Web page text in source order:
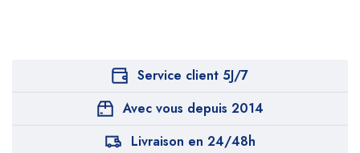
Service client 5J/7
Avec vous depuis 2014
Livraison en 24/48h